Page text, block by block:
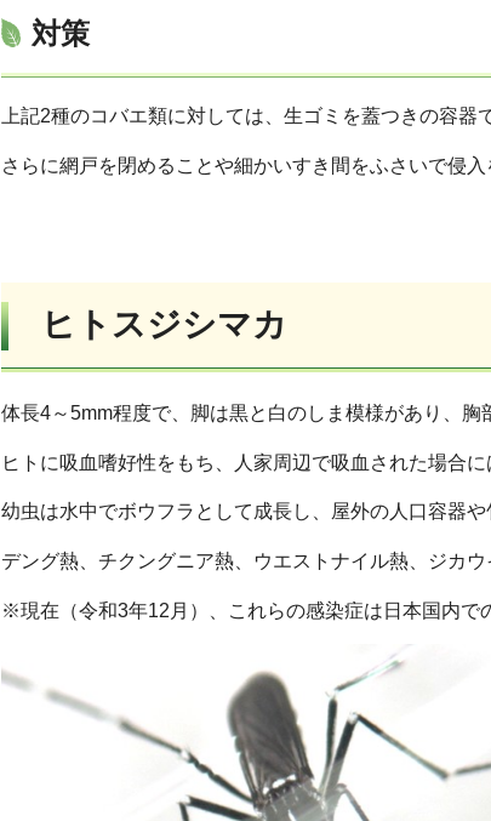
対策
上記2種のコバエ類に対しては、生ゴミを蓋つきの容
さらに網戸を閉めることや細かいすき間をふさいで侵入
ヒトスジシマカ
体長4～5mm程度で、脚は黒と白のしま模様があり、胸
ヒトに吸血嗜好性をもち、人家周辺で吸血された場合
幼虫は水中でボウフラとして成長し、屋外の人口容器
デング熱、チクングニア熱、ウエストナイル熱、ジカ
※現在（令和3年12月）、これらの感染症は日本国内で